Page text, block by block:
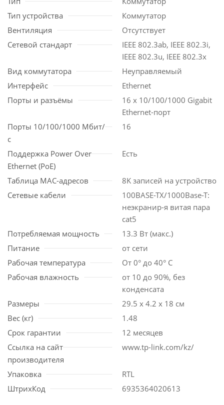
Тип устройства
Коммутатор
Вентиляция
Отсутствует
Сетевой стандарт
IEEE 802.3ab, IEEE 802.3i,
IEEE 802.3u, IEEE 802.3x
Вид коммутатора
Неуправляемый
Интерфейс
Ethernet
Порты и разъёмы
16 x 10/100/1000 Gigabit
Ethernet-порт
Порты 10/100/1000 Мбит/
с
16
Поддержка Power Over
Ethernet (PoE)
Есть
Таблица MAC-адресов
8K записей на устройство
Сетевые кабели
100BASE-TX/1000Base-T:
неэкранир-я витая пара
cat5
Потребляемая мощность
13.3 Вт (макс.)
Питание
от сети
Рабочая температура
От 0° до 40° С
Рабочая влажность
от 10 до 90%, без
конденсата
Размеры
29.5 х 4.2 х 18 см
Вес (кг)
1.48
Срок гарантии
12 месяцев
Ссылка на сайт
производителя
www.tp-link.com/kz/
Упаковка
RTL
ШтрихКод
6935364020613